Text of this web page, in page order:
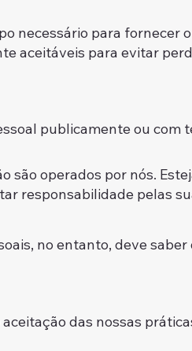
necessário para fornecer
aceitáveis para evitar
publicamente ou com
são operados por nós.
responsabilidade pelas
no entanto, deve
das nossas